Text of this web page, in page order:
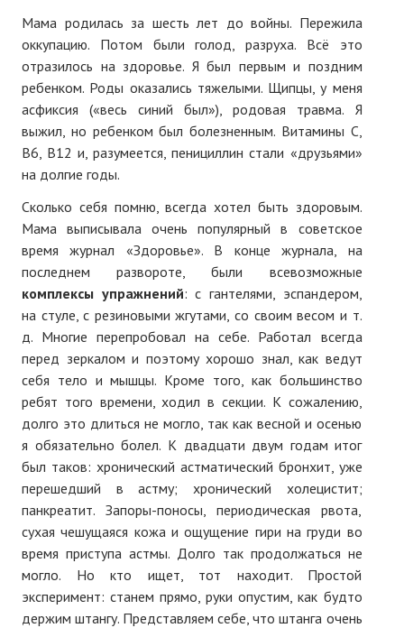
Мама родилась за шесть лет до войны. Пережила
оккупацию. Потом были голод, разруха. Всё это
отразилось на здоровье. Я был первым и поздним
ребенком. Роды оказались тяжелыми. Щипцы, у меня
асфиксия («весь синий был»), родовая травма. Я
выжил, но ребенком был болезненным. Витамины С,
В6, В12 и, разумеется, пенициллин стали «друзьями»
на долгие годы.
Сколько себя помню, всегда хотел быть здоровым.
Мама выписывала очень популярный в советское
время журнал «Здоровье». В конце журнала, на
последнем развороте, были всевозможные
комплексы упражнений: с гантелями, эспандером,
на стуле, с резиновыми жгутами, со своим весом и т.
д. Многие перепробовал на себе. Работал всегда
перед зеркалом и поэтому хорошо знал, как ведут
себя тело и мышцы. Кроме того, как большинство
ребят того времени, ходил в секции. К сожалению,
долго это длиться не могло, так как весной и осенью
я обязательно болел. К двадцати двум годам итог
был таков: хронический астматический бронхит, уже
перешедший в астму; хронический холецистит;
панкреатит. Запоры-поносы, периодическая рвота,
сухая чешущаяся кожа и ощущение гири на груди во
время приступа астмы. Долго так продолжаться не
могло. Но кто ищет, тот находит. Простой
эксперимент: станем прямо, руки опустим, как будто
держим штангу. Представляем себе, что штанга очень